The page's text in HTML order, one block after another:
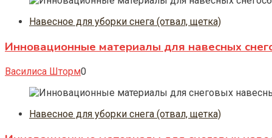
Навесное для уборки снега (отвал, щетка)
Инновационные материалы для навесных
Василиса Шторм0
Навесное для уборки снега (отвал, щетка)